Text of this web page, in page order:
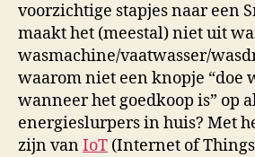
voorzichtige stapjes naar een
maakt het (meestal) niet uit
wasmachine/vaatwasser/
waarom niet een knopje “doe
wanneer het goedkoop is” op
energieslurpers in huis? Met
zijn vanIoT (Internet of